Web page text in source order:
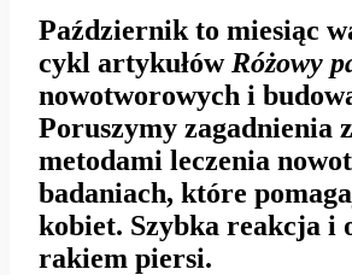
Październik to miesiąc
cykl artykułów Różowy
nowotworowych i
Poruszymy zagadnienia
metodami leczenia
badaniach, które
kobiet. Szybka reakcja i
rakiem piersi.